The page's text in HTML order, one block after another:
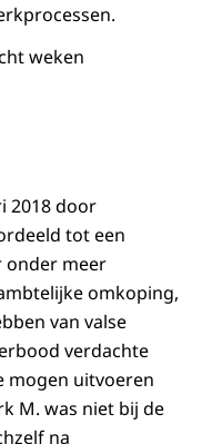
weken
2018 door
tot een
onder meer
omkoping,
van valse
verdachte
mogen uitvoeren
M. was niet bij de
na